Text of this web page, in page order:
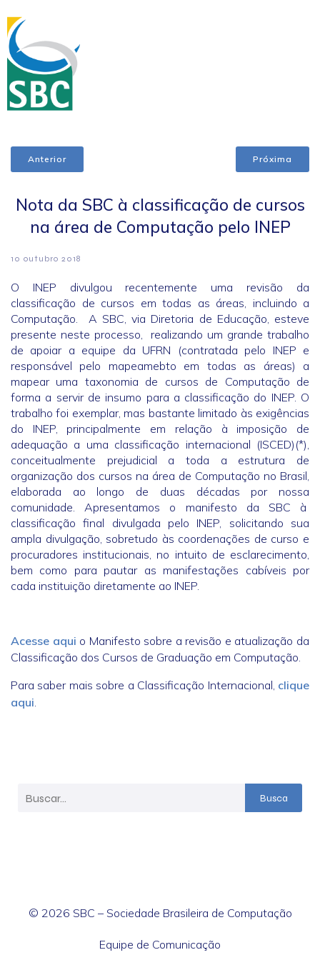
Anterior Próxima
Nota da SBC à classificação de cursos
na área de Computação pelo INEP
10 outubro 2018
O INEP divulgou recentemente uma revisão da
classificação de cursos em todas as áreas, incluindo a
Computação. A SBC, via Diretoria de Educação, esteve
presente neste processo, realizando um grande trabalho
de apoiar a equipe da UFRN (contratada pelo INEP e
responsável pelo mapeamebto em todas as áreas) a
mapear uma taxonomia de cursos de Computação de
forma a servir de insumo para a classificação do INEP. O
trabalho foi exemplar, mas bastante limitado às exigências
do INEP, principalmente em relação à imposição de
adequação a uma classificação internacional (ISCED)(*),
conceitualmente prejudicial a toda a estrutura de
organização dos cursos na área de Computação no Brasil,
elaborada ao longo de duas décadas por nossa
comunidade. Apresentamos o manifesto da SBC à
classificação final divulgada pelo INEP, solicitando sua
ampla divulgação, sobretudo às coordenações de curso e
procuradores institucionais, no intuito de esclarecimento,
bem como para pautar as manifestações cabíveis por
cada instituição diretamente ao INEP.
Acesse aqui o Manifesto sobre a revisão e atualização da
Classificação dos Cursos de Graduação em Computação.
Para saber mais sobre a Classificação Internacional, clique
aqui.
Busca
© 2026 SBC – Sociedade Brasileira de Computação
Equipe de Comunicação